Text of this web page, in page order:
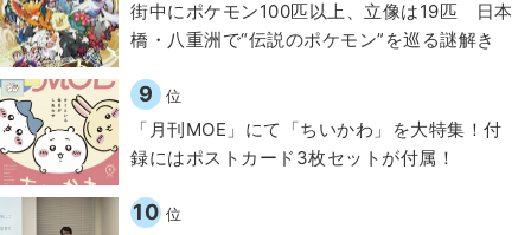
街中にポケモン100匹以上、立像は19匹 日本
橋・八重洲で“伝説のポケモン”を巡る謎解き
9 位
「月刊MOE」にて「ちいかわ」を大特集！付
録にはポストカード3枚セットが付属！
10 位